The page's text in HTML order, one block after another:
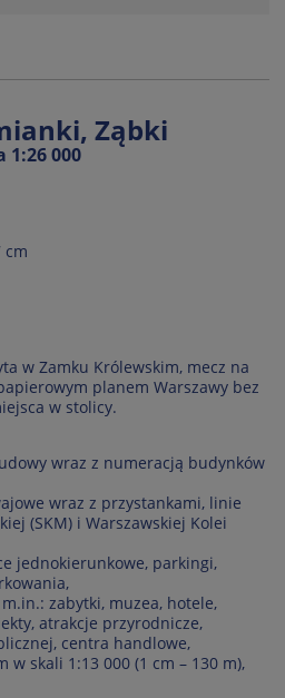
Ząbki
000
cm
w Zamku Królewskim, mecz na
planem Warszawy bez
w stolicy.
wraz z numeracją budynków
wraz z przystankami, linie
(SKM) i Warszawskiej Kolei
jednokierunkowe, parkingi,
zabytki, muzea, hotele,
atrakcje przyrodnicze,
centra handlowe,
w skali 1:13 000 (1 cm – 130 m),